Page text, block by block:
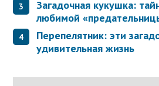
Загадочная кукушка:
любимой
Перепелятник: эти
удивительная жизнь